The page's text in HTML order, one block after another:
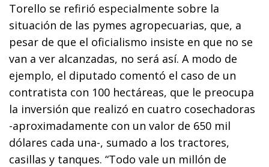
Torello se refirió especialmente sobre la
situación de las pymes agropecuarias, que, a
pesar de que el oficialismo insiste en que no se
van a ver alcanzadas, no será así. A modo de
ejemplo, el diputado comentó el caso de un
contratista con 100 hectáreas, que le preocupa
la inversión que realizó en cuatro cosechadoras
-aproximadamente con un valor de 650 mil
dólares cada una-, sumado a los tractores,
casillas y tanques. “Todo vale un millón de